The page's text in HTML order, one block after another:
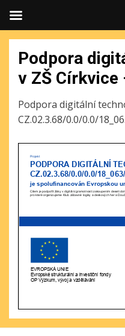
Podpora
v ZŠ Církvice
Podpora digitální
CZ.02.3.68/0.0/0.0/